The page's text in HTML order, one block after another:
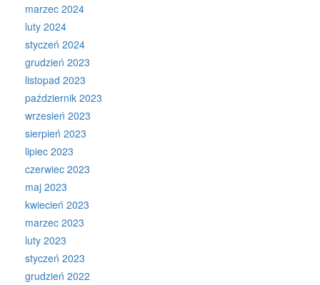
marzec 2024
luty 2024
styczeń 2024
grudzień 2023
listopad 2023
październik 2023
wrzesień 2023
sierpień 2023
lipiec 2023
czerwiec 2023
maj 2023
kwiecień 2023
marzec 2023
luty 2023
styczeń 2023
grudzień 2022